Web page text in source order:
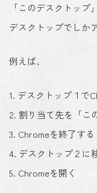
「このデスクトッ
デスクトップでしか
例えば、
1. デスクトップ１で
2. 割り当て先を「こ
3. Chromeを終了する
4. デスクトップ２に
5. Chromeを開く